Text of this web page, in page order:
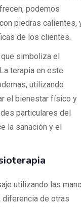
podemos
piedras calientes,
de los clientes.
simboliza el
terapia en este
utilizando
el bienestar físico y
particulares del
la sanación y el
utilizando las
diferencia de otras